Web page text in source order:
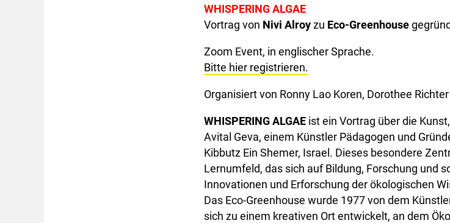
WHISPERING ALGAE
Vortrag von Nivi Alroyzu Eco-Greenhouse
Zoom Event, in englischer Sprache.
Bitte hier registrieren.
Organisiert von Ronny Lao Koren, Dorothee Richter
WHISPERING ALGAEist ein Vortrag über die
Avital Geva, einem Künstler Pädagogen und
Kibbutz Ein Shemer, Israel. Dieses besondere
Lernumfeld, das sich auf Bildung, Forschung und
Innovationen und Erforschung der ökologischen
Das Eco-Greenhouse wurde 1977 von dem
sich zu einem kreativen Ort entwickelt, an dem